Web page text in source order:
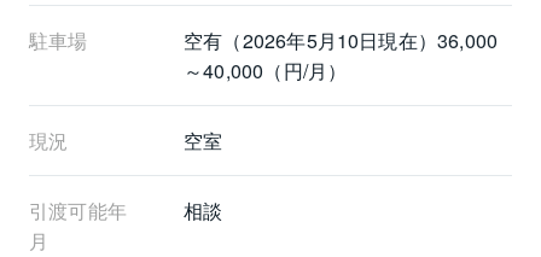
駐車場
空有（2026年5月10日現在）36,000
～40,000（円/月）
現況 空室
引渡可能年
月
相談